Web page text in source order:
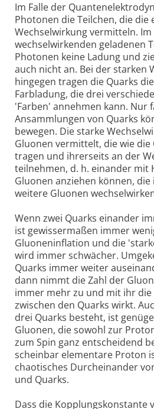
Im Falle der
Photonen die Teilchen, die
Wechselwirkung vermitteln. Im
wechselwirkenden geladenen
Photonen keine Ladung und
auch nicht an. Bei der starken
hingegen tragen die Quarks
Farbladung, die drei
'Farben' annehmen kann. Nur
Ansammlungen von Quarks
bewegen. Die starke
Gluonen vermittelt, die wie die
tragen und ihrerseits an der
teilnehmen, d. h. einander mit
Gluonen anziehen können,
weitere Gluonen
Wenn zwei Quarks einander
ist gewissermaßen immer
Gluoneninflation und die
wird immer schwächer.
Quarks immer weiter
dann nimmt die Zahl der
immer mehr zu und mit ihr die
zwischen den Quarks wirkt.
drei Quarks besteht, ist
Gluonen, die sowohl zur
zum Spin ganz entscheidend
scheinbar elementare Proton
chaotisches Durcheinander
und Quarks.
Dass die Kopplungskonstante